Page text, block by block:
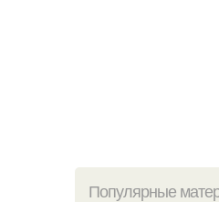
Популярные